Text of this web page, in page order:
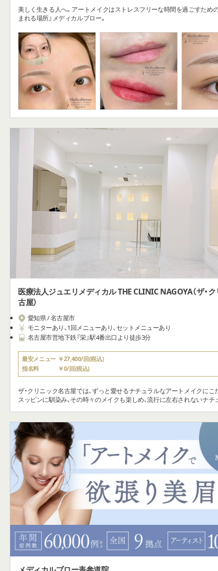
美しく生きる人へ。アートメイクはストレスフリーな時間を過ごすため
まれる場所』メディカルブロー。
医療法人ジュエリメディカル THE CLINIC NAGOYA（ザ・
古屋）
愛知県 / 名古屋市
モニターあり、1回メニューあり、セットメニューあり
名古屋市営地下鉄『栄』駅4番出口より徒歩3分
最安メニュー ￥27,400/回(税込)
指名料
￥0/回(税込)
ザ・クリニック名古屋では、ずっと愛せるナチュラルなアートメイクにこ
スッピンに馴染み、その時々のメイクも楽しめ、流行に左右されないナチ